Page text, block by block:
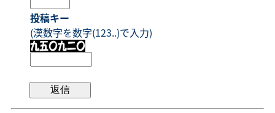
投稿キー
(漢数字を数字(123..)で入力)